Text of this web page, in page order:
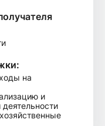
на
и